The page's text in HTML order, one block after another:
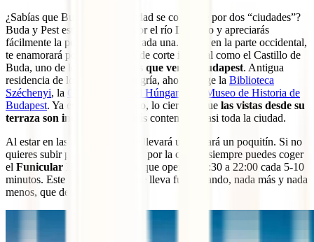
¿Sabías que Budapest en realidad se compone por dos “ciudades”?
Buda y Pest están separadas por el río Danubio y apreciarás
fácilmente la personalidad de cada una. Buda, en la parte occidental,
te enamorará por sus edificios de corte imperial como el Castillo de
Buda, uno de los mejores sitios que ver en Budapest. Antigua
residencia de los reyes de Hungría, ahora acoge la Biblioteca
Széchenyi, la Galería Nacional Húngara
Museo de Historia de
Budapest. Ya entres a ellos o no, lo cierto es que las vistas desde su
terraza son increíbles
y podrás contemplar casi toda la ciudad.
Al estar en las alturas, llegar te llevará un costará un poquitín. Si no
quieres subir por las escaleras o por la cuesta, siempre puedes coger
el Funicular Budavári Sikló
, que opera de 7:30 a 22:00 cada 5-10
minutos. Este curioso transporte lleva funcionando, nada más y nada
menos, que desde 1870.